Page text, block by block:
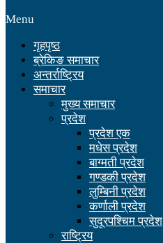
Menu
गृहपृष्ठ
ब्रेकिङ समाचार
अन्तर्राष्ट्रिय
समाचार
मुख्य समाचार
प्रदेश
प्रदेश एक
मधेस प्रदेश
बाग्मती प्रदेश
गण्डकी प्रदेश
लुम्बिनी प्रदेश
कर्णाली प्रदेश
सुदूरपश्चिम प्रदेश
राष्ट्रिय